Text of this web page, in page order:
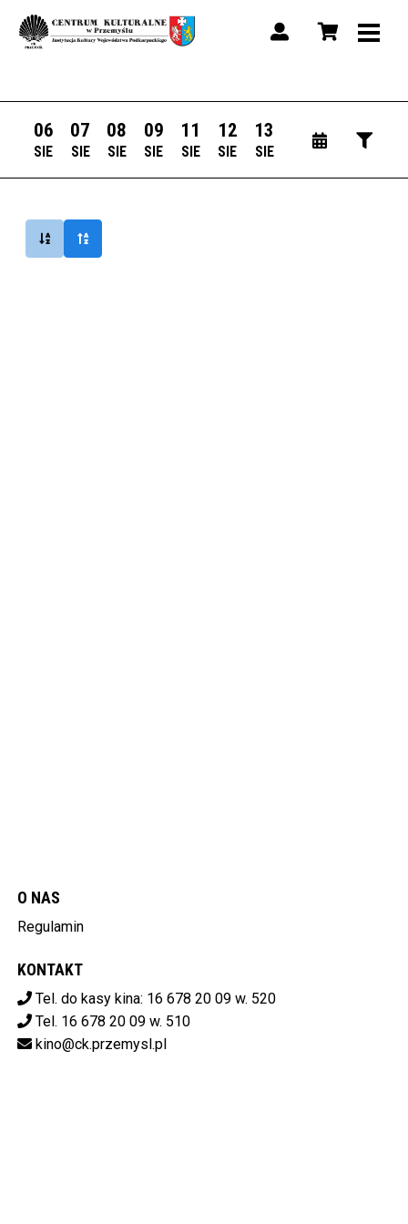
06
SIE
07
SIE
08
SIE
09
SIE
11
SIE
12
SIE
13
SIE
O NAS
Regulamin
KONTAKT
Tel. do kasy kina: 16 678 20 09 w. 520
Tel. 16 678 20 09 w. 510
kino@ck.przemysl.pl